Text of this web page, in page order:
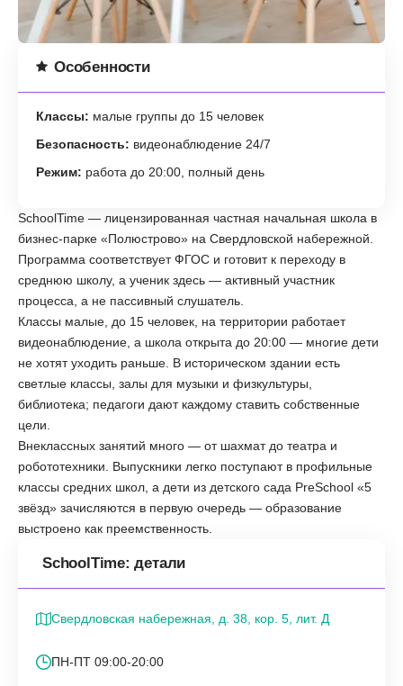
Особенности
Классы: малые группы до 15 человек
Безопасность: видеонаблюдение 24/7
Режим: работа до 20:00, полный день
SchoolTime — лицензированная частная начальная школа в
бизнес-парке «Полюстрово» на Свердловской набережной.
Программа соответствует ФГОС и готовит к переходу в
среднюю школу, а ученик здесь — активный участник
процесса, а не пассивный слушатель.
Классы малые, до 15 человек, на территории работает
видеонаблюдение, а школа открыта до 20:00 — многие дети
не хотят уходить раньше. В историческом здании есть
светлые классы, залы для музыки и физкультуры,
библиотека; педагоги дают каждому ставить собственные
цели.
Внеклассных занятий много — от шахмат до театра и
робототехники. Выпускники легко поступают в профильные
классы средних школ, а дети из детского сада PreSchool «5
звёзд» зачисляются в первую очередь — образование
выстроено как преемственность.
SchoolTime: детали
Свердловская набережная, д. 38, кор. 5, лит. Д
ПН-ПТ 09:00-20:00